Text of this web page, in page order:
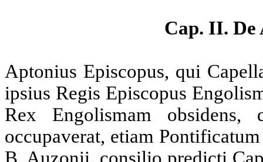
Cap. II. De
Aptonius Episcopus, qui
ipsius Regis Episcopus
Rex Engolismam obsidens,
occupaverat, etiam